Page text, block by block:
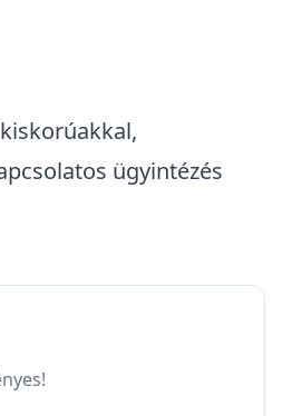
ügyintézés